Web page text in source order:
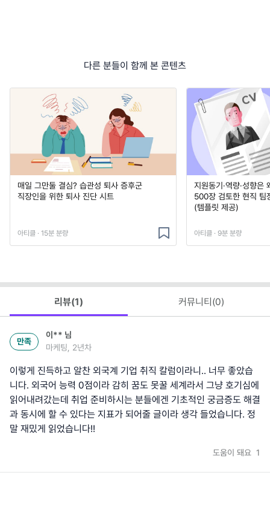
다른 분들이 함께 본 콘텐츠
매일 그만둘 결심? 습관성 퇴사 증후군
직장인을 위한 퇴사 진단 시트
아티클 · 15분 분량
지원동기·역량·성향
500장 검토한 현직 팀
(템플릿 제공)
아티클 · 9분 분량
리뷰(1) 커뮤니티(0)
만족
이** 님
마케팅, 2년차
이렇게 진득하고 알찬 외국계 기업 취직 칼럼이라니.. 너무 좋았습
니다. 외국어 능력 0점이라 감히 꿈도 못꿀 세계라서 그냥 호기심에
읽어내려갔는데 취업 준비하시는 분들에겐 기초적인 궁금증도 해결
과 동시에 할 수 있다는 지표가 되어줄 글이라 생각 들었습니다. 정
말 재밌게 읽었습니다!!
도움이 돼요 1